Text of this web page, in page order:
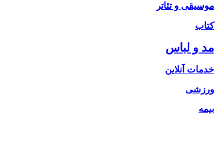
موسیقی و تئاتر
کتاب
مد و لباس
خدمات آنلاین
ورزشی
بیمه